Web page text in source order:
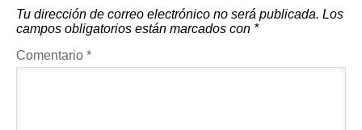
Tu dirección de correo electrónico no será publicada. Los
campos obligatorios están marcados con *
Comentario *